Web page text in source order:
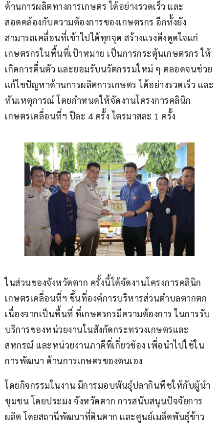
ด้านการผลิตทางการเกษตร ได้อย่างรวดเร็ว และ
สอดคล้องกับความต้องการของเกษตรกร อีกทั้งยัง
สามารถเคลื่อนที่เข้าไปได้ทุกจุด สร้างแรงดึงดูดใจแก่
เกษตรกรในพื้นที่เป้าหมาย เป็นการกระตุ้นเกษตรกร ให้
เกิดการตื่นตัว และยอมรับนวัตกรรมใหม่ ๆ ตลอดจนช่วย
แก้ไขปัญหาด้านการผลิตการเกษตร ได้อย่างรวดเร็ว และ
ทันเหตุการณ์ โดยกำหนดให้จัดงานโครงการคลินิก
เกษตรเคลื่อนที่ฯ ปีละ 4 ครั้ง ไตรมาสละ 1 ครั้ง
ในส่วนของจังหวัดตาก ครั้งนี้ได้จัดงานโครงการคลินิก
เกษตรเคลื่อนที่ฯ ขึ้นที่องค์การบริหารส่วนตำบลตากตก
เนื่องจากเป็นพื้นที่ ที่เกษตรกรมีความต้องการ ในการรับ
บริการของหน่วยงานในสังกัดกระทรวงเกษตรและ
สหกรณ์ และหน่วยงานภาคีที่เกี่ยวข้อง เพื่อนำไปใช้ใน
การพัฒนา ด้านการเกษตรของตนเอง
โดยกิจกรรมในงาน มีการมอบพันธุ์ปลากินพืชให้กับผู้นำ
ชุมชน โดยประมง จังหวัดตาก การสนับสนุนปัจจัยการ
ผลิต โดยสถานีพัฒนาที่ดินตาก และศูนย์เมล็ดพันธุ์ข้าว